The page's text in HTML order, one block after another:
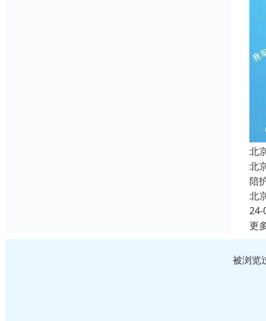
北
北
陪
北
24-
更
被浏览